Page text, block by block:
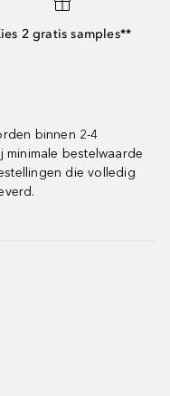
2 gratis samples**
binnen 2-4
bestelwaarde
die volledig